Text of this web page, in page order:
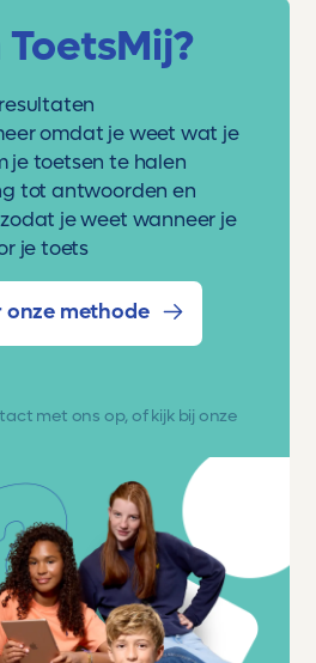
omdat je weet wat je
je toetsen te halen
tot antwoorden en
je weet wanneer je
je toets
onze methode
met ons op, of kijk bij onze